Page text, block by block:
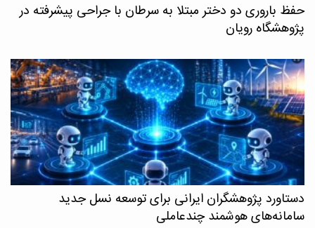
حفظ باروری دو دختر مبتلا به سرطان با جراحی پیشرفته در
پژوهشگاه رویان
دستاورد پژوهشگران ایرانی برای توسعه نسل جدید
سامانه‌های هوشمند چندعاملی